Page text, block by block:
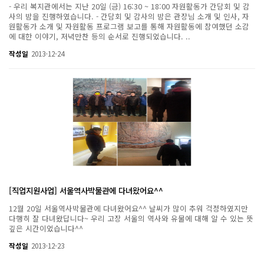
- 우리 복지관에서는 지난 20일 (금) 16:30 ~ 18:00 자원활동가 간담회 및 감
사의 밤을 진행하였습니다. - 간담회 및 감사의 밤은 관장님 소개 및 인사, 자
원활동가 소개 및 자원활동 프로그램 보고를 통해 자원활동에 참여했던 소감
에 대한 이야기, 저녁만찬 등의 순서로 진행되었습니다. ..
작성일 2013-12-24
[직업지원사업] 서울역사박물관에 다녀왔어요^^
12월 20일 서울역사박물관에 다녀왔어요^^ 날씨가 많이 추워 걱정하였지만
다행히 잘 다녀왔답니다~ 우리 고장 서울의 역사와 유물에 대해 알 수 있는 뜻
깊은 시간이었습니다^^
작성일 2013-12-23